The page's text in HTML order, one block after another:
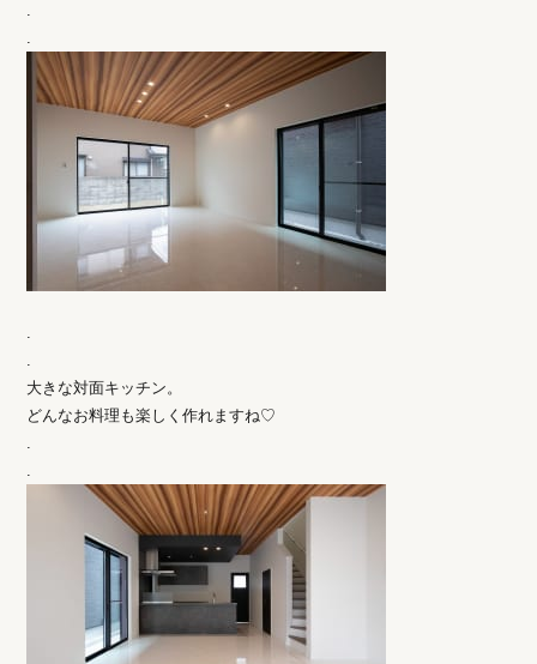
.
.
.
.
大きな対面キッチン。
どんなお料理も楽しく作れますね♡
.
.